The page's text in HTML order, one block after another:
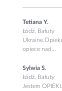
Tetiana Y.
Łódź, Bałuty
opiece nad...
Sylwia S.
Łódź, Bałuty
Jestem